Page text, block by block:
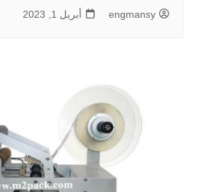
engmansy أبريل 1, 2023